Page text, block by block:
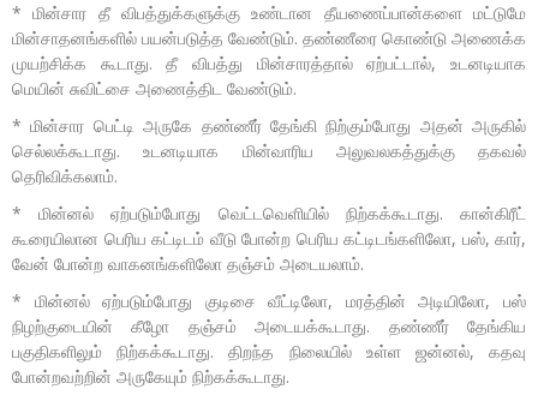
* மின்சார தீ விபத்துக்களுக்கு உண்டான தீயணைப்பான்களை மட்டுமே
மின்சாதனங்களில் பயன்படுத்த வேண்டும். தண்ணீரை கொண்டு அணைக்க
முயற்சிக்க கூடாது. தீ விபத்து மின்சாரத்தால் ஏற்பட்டால், உடனடியாக
மெயின் சுவிட்சை அணைத்திட வேண்டும்.
* மின்சார பெட்டி அருகே தண்ணீர் தேங்கி நிற்கும்போது அதன் அருகில்
செல்லக்கூடாது. உடனடியாக மின்வாரிய அலுவலகத்துக்கு தகவல்
தெரிவிக்கலாம்.
* மின்னல் ஏற்படும்போது வெட்டவெளியில் நிற்கக்கூடாது. கான்கிரீட்
கூரையிலான பெரிய கட்டிடம் வீடு போன்ற பெரிய கட்டிடங்களிலோ, பஸ், கார்,
வேன் போன்ற வாகனங்களிலோ தஞ்சம் அடையலாம்.
* மின்னல் ஏற்படும்போது குடிசை வீட்டிலோ, மரத்தின் அடியிலோ, பஸ்
நிழற்குடையின் கீழோ தஞ்சம் அடையக்கூடாது. தண்ணீர் தேங்கிய
பகுதிகளிலும் நிற்கக்கூடாது. திறந்த நிலையில் உள்ள ஜன்னல், கதவு
போன்றவற்றின் அருகேயும் நிற்கக்கூடாது.